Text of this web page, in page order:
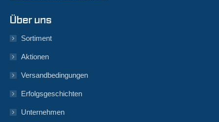
Über uns
Sortiment
Aktionen
Versandbedingungen
Erfolgsgeschichten
Unternehmen